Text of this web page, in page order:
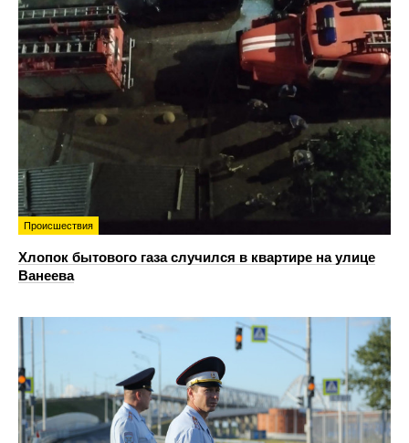
Происшествия
Хлопок бытового газа случился в квартире на улице
Ванеева